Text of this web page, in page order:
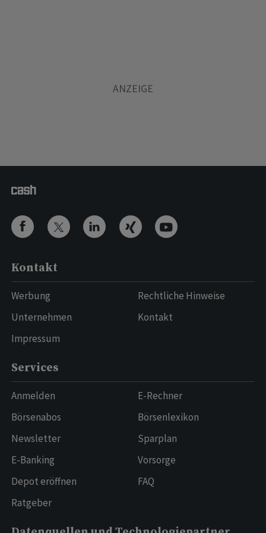
Kontakt
Werbung
Unternehmen
Impressum
Rechtliche Hinweise
Kontakt
Services
Anmelden
Börsenabos
Newsletter
E-Banking
Depot eröffnen
Ratgeber
E-Rechner
Börsenlexikon
Sparplan
Vorsorge
FAQ